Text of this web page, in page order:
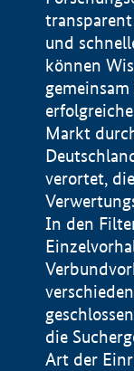
und
können
Markt
verortet,
In den
die
Art der